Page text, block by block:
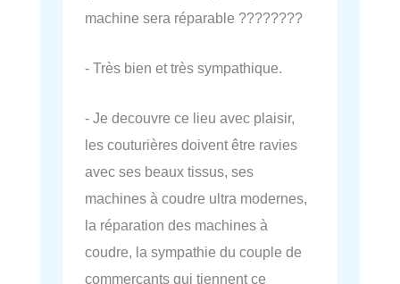
machine sera réparable ????????
- Très bien et très sympathique.
- Je decouvre ce lieu avec plaisir,
les couturières doivent être ravies
avec ses beaux tissus, ses
machines à coudre ultra modernes,
la réparation des machines à
coudre, la sympathie du couple de
commerçants qui tiennent ce